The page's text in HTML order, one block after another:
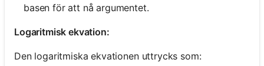
basen för att nå argumentet.
Logaritmisk ekvation:
Den logaritmiska ekvationen uttrycks som: